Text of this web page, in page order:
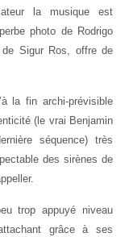
la musique est
photo de Rodrigo
Sigur Ros, offre de
la fin archi-prévisible
(le vrai Benjamin
séquence) très
des sirènes de
trop appuyé niveau
grâce à ses